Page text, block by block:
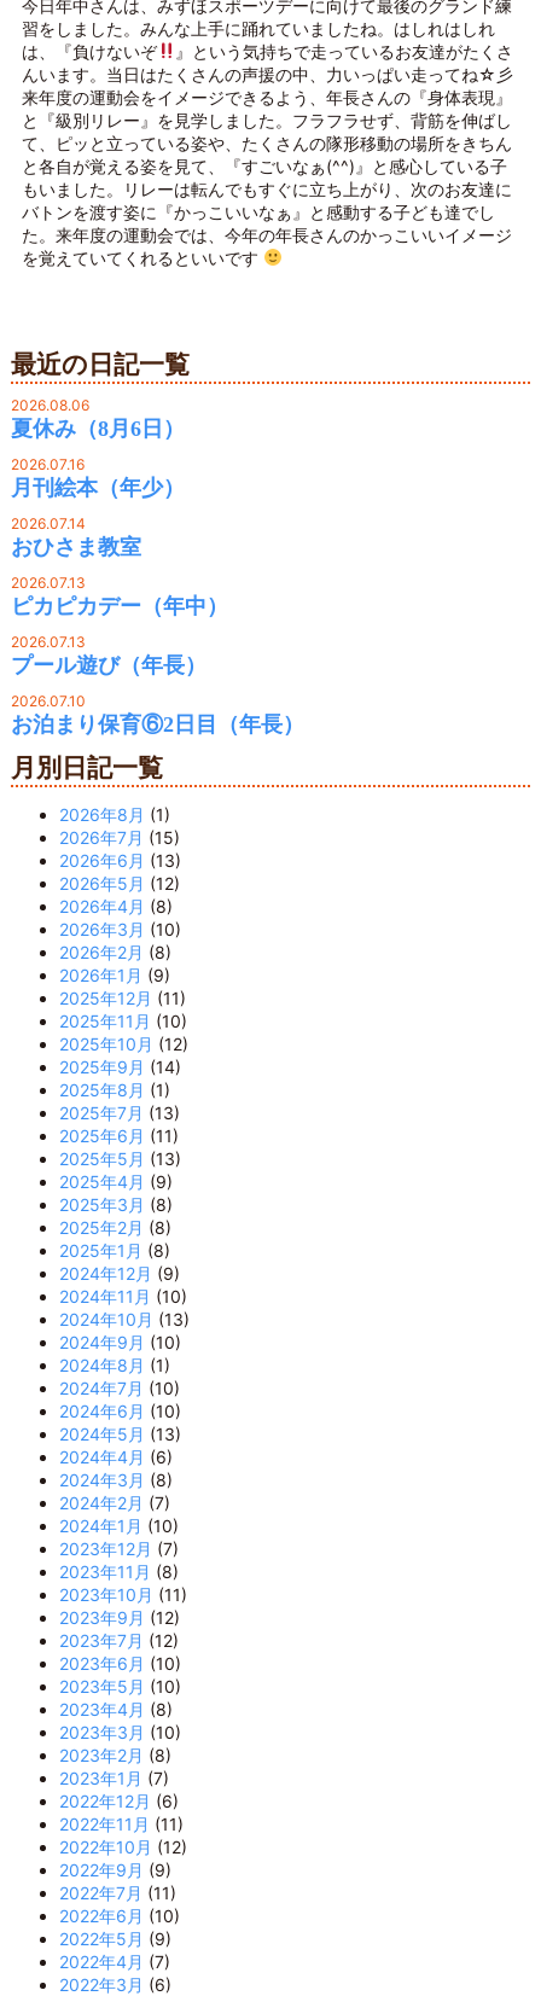
今日年中さんは、みずほスポーツデーに向けて最後のグランド練
習をしました。みんな上手に踊れていましたね。はしれはしれ
は、『負けないぞ
』という気持ちで走っているお友達がたくさ
んいます。当日はたくさんの声援の中、力いっぱい走ってね☆彡
来年度の運動会をイメージできるよう、年長さんの『身体表現』
と『級別リレー』を見学しました。フラフラせず、背筋を伸ばし
て、ピッと立っている姿や、たくさんの隊形移動の場所をきちん
と各自が覚える姿を見て、『すごいなぁ(^^)』と感心している子
もいました。リレーは転んでもすぐに立ち上がり、次のお友達に
バトンを渡す姿に『かっこいいなぁ』と感動する子ども達でし
た。来年度の運動会では、今年の年長さんのかっこいいイメージ
を覚えていてくれるといいです
最近の日記一覧
2026.08.06
夏休み（8月6日）
2026.07.16
月刊絵本（年少）
2026.07.14
おひさま教室
2026.07.13
ピカピカデー（年中）
2026.07.13
プール遊び（年長）
2026.07.10
お泊まり保育⑥2日目（年長）
月別日記一覧
2026年8月 (1)
2026年7月 (15)
2026年6月 (13)
2026年5月 (12)
2026年4月 (8)
2026年3月 (10)
2026年2月 (8)
2026年1月 (9)
2025年12月 (11)
2025年11月 (10)
2025年10月 (12)
2025年9月 (14)
2025年8月 (1)
2025年7月 (13)
2025年6月 (11)
2025年5月 (13)
2025年4月 (9)
2025年3月 (8)
2025年2月 (8)
2025年1月 (8)
2024年12月 (9)
2024年11月 (10)
2024年10月 (13)
2024年9月 (10)
2024年8月 (1)
2024年7月 (10)
2024年6月 (10)
2024年5月 (13)
2024年4月 (6)
2024年3月 (8)
2024年2月 (7)
2024年1月 (10)
2023年12月 (7)
2023年11月 (8)
2023年10月 (11)
2023年9月 (12)
2023年7月 (12)
2023年6月 (10)
2023年5月 (10)
2023年4月 (8)
2023年3月 (10)
2023年2月 (8)
2023年1月 (7)
2022年12月 (6)
2022年11月 (11)
2022年10月 (12)
2022年9月 (9)
2022年7月 (11)
2022年6月 (10)
2022年5月 (9)
2022年4月 (7)
2022年3月 (6)